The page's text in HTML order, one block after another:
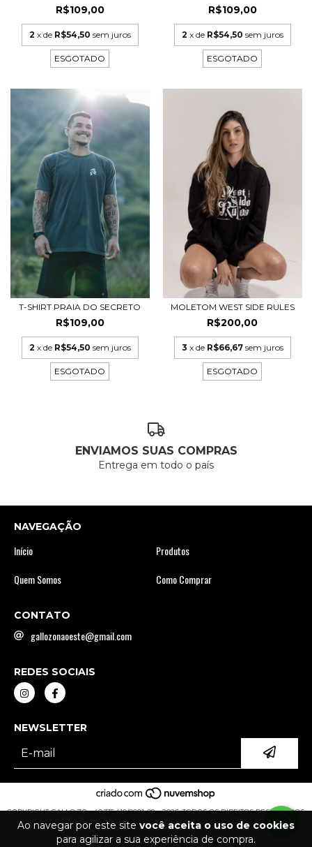
Ao navegar por este site você aceita o uso de cookies
para agilizar a sua experiência de compra.
R$109,00
2 x de R$54,50 sem juros
ESGOTADO
R$109,00
2 x de R$54,50 sem juros
ESGOTADO
T-SHIRT PRAIA DO SECRETO
R$109,00
2 x de R$54,50 sem juros
ESGOTADO
MOLETOM WEST SIDE RULES
R$200,00
3 x de R$66,67 sem juros
ESGOTADO
ENVIAMOS SUAS COMPRAS
Entrega em todo o país
NAVEGAÇÃO
Início
Produtos
Quem Somos
Como Comprar
CONTATO
gallozonaoeste@gmail.com
REDES SOCIAIS
NEWSLETTER
COPYRIGHT GALLO.ZO - 40.335.410/0001-08 - 2026. TODOS OS DIREITOS RESERVADOS.